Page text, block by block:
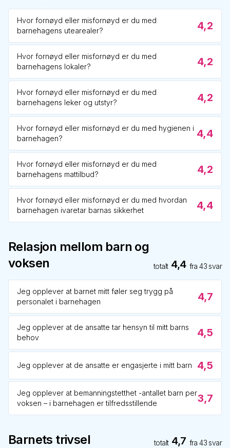
Hvor fornøyd eller misfornøyd er du med
barnehagens utearealer?
4,2
Hvor fornøyd eller misfornøyd er du med
barnehagens lokaler?
4,2
Hvor fornøyd eller misfornøyd er du med
barnehagens leker og utstyr?
4,2
Hvor fornøyd eller misfornøyd er du med hygienen i
barnehagen?
4,4
Hvor fornøyd eller misfornøyd er du med
barnehagens mattilbud?
4,2
Hvor fornøyd eller misfornøyd er du med hvordan
barnehagen ivaretar barnas sikkerhet
4,4
Relasjon mellom barn og
voksen
totalt 4,4 fra43 svar
Jeg opplever at barnet mitt føler seg trygg på
personalet i barnehagen
4,7
Jeg opplever at de ansatte tar hensyn til mitt barns
behov
4,5
Jeg opplever at de ansatte er engasjerte i mitt barn 4,5
Jeg opplever at bemanningstetthet -antallet barn per
voksen – i barnehagen er tilfredsstillende
3,7
Barnets trivsel totalt 4,7 fra43 svar